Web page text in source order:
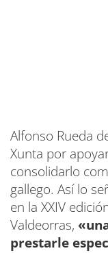
Alfonso Rueda
Xunta por
consolidarlo
gallego. Así lo
en la XXIV
Valdeorras,
prestarle